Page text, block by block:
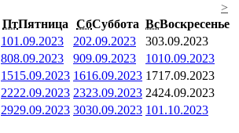
>
ПтПятница СбСуббота ВсВоскресенье
101.09.2023 202.09.2023 303.09.2023
808.09.2023 909.09.2023 1010.09.2023
1515.09.2023 1616.09.2023 1717.09.2023
2222.09.2023 2323.09.2023 2424.09.2023
2929.09.2023 3030.09.2023 101.10.2023